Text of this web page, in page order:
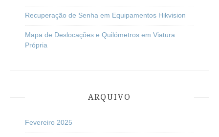
Recuperação de Senha em Equipamentos Hikvision
Mapa de Deslocações e Quilómetros em Viatura
Própria
ARQUIVO
Fevereiro 2025